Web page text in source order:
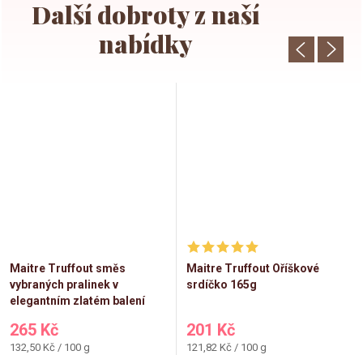
Maitre Truffout směs
vybraných pralinek v
elegantním zlatém balení
265 Kč
Měrná
132,50 Kč / 100 g
Maitre Truffout Oříškové
srdíčko 165g
201 Kč
Měrná
121,82 Kč / 100 g